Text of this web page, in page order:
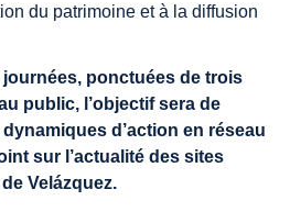
du patrimoine et à la diffusion
ponctuées de trois
public, l’objectif sera de
d’action en réseau
sur l’actualité des sites
Velázquez.